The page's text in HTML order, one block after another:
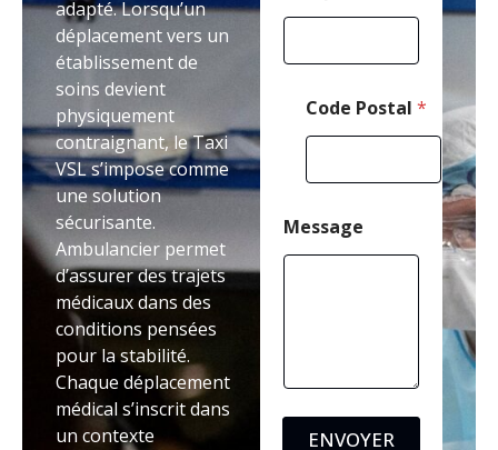
adapté. Lorsqu’un
déplacement vers un
établissement de
soins devient
physiquement
contraignant, le Taxi
VSL s’impose comme
une solution
sécurisante.
Ambulancier permet
d’assurer des trajets
médicaux dans des
conditions pensées
pour la stabilité.
Chaque déplacement
médical s’inscrit dans
un contexte
Code Postal *
Message
ENVOYER